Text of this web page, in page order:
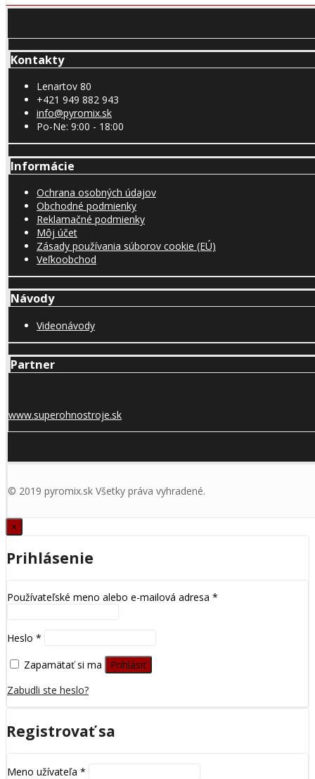
Kontakty
Lenartov 80
+421 949 882 943
info@pyromix.sk
Po-Ne: 9:00 - 18:00
Informácie
Ochrana osobných údajov
Obchodné podmienky
Reklamačné podmienky
Môj účet
Zásady používania súborov cookie (EÚ)
Veľkoobchod
Návody
Videonávody
Partner
www.superohnostroje.sk
© 2019 pyromix.sk Všetky práva vyhradené.
×
Prihlásenie
Používateľské meno alebo e-mailová adresa *
Heslo *
Zapamätať si ma
Prihlásiť
Zabudli ste heslo?
Registrovať sa
Meno užívateľa *